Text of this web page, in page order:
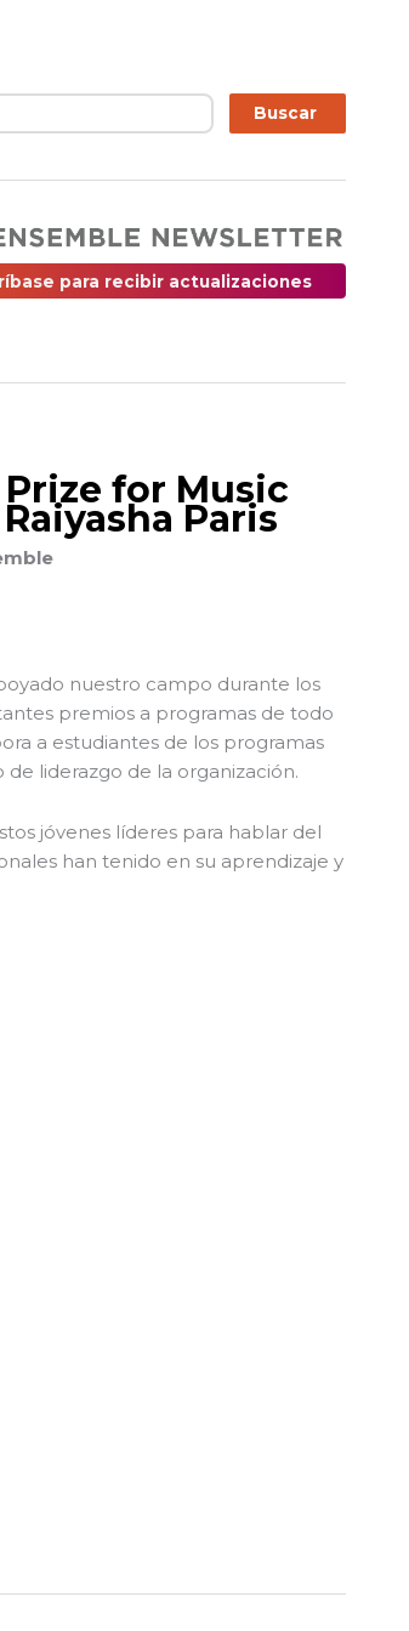
Buscar
para recibir actualizaciones
for Music
Paris
nuestro campo durante los
premios a programas de todo
a estudiantes de los programas
liderazgo de la organización.
jóvenes líderes para hablar del
han tenido en su aprendizaje y